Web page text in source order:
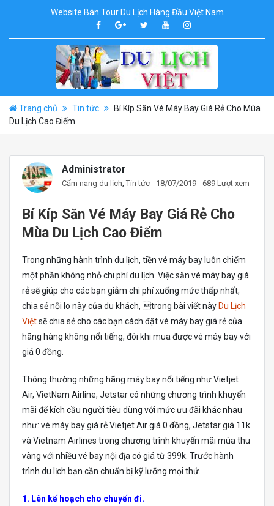
Website Bán Tour Du Lịch Hàng Đầu Việt Nam
Trang chủ Tin tức
Bí Kíp Săn Vé Máy Bay Giá Rẻ Cho Mùa
Du Lịch Cao Điểm
Administrator
Cẩm nang du lịch, Tin tức - 18/07/2019 - 689 Lượt xem
Bí Kíp Săn Vé Máy Bay Giá Rẻ Cho
Mùa Du Lịch Cao Điểm
Trong những hành trình du lịch, tiền vé máy bay luôn chiếm
một phần không nhỏ chi phí du lịch. Việc săn vé máy bay giá
rẻ sẽ giúp cho các bạn giảm chi phí xuống mức thấp nhất,
chia sẻ nỗi lo này của du khách, trong bài viết này Du Lịch
Việtsẽ chia sẻ cho các bạn cách đặt vé máy bay giá rẻ của
hãng hàng không nổi tiếng, đôi khi mua được vé máy bay với
giá 0 đồng.
Thông thường những hãng máy bay nổi tiếng như Vietjet
Air, VietNam Airline, Jetstar có những chương trình khuyến
mãi để kích cầu người tiêu dùng với mức ưu đãi khác nhau
như: vé máy bay giá rẻ Vietjet Air giá 0 đồng, Jetstar giá 11k
và Vietnam Airlines trong chương trình khuyến mãi mùa thu
vàng với nhiều vé bay nội địa có giá từ 399k. Trước hành
trình du lịch bạn cần chuẩn bị kỹ lưỡng mọi thứ.
1. Lên kế hoạch cho chuyến đi.